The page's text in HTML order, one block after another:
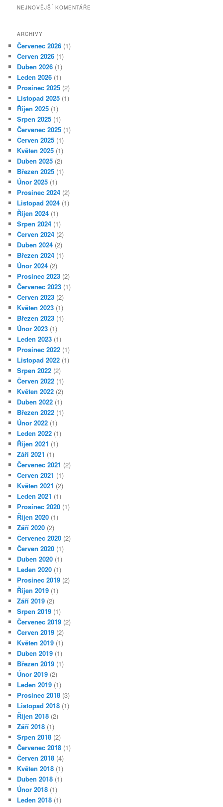
NEJNOVĚJŠÍ KOMENTÁŘE
ARCHIVY
Červenec 2026 (1)
Červen 2026 (1)
Duben 2026 (1)
Leden 2026 (1)
Prosinec 2025 (2)
Listopad 2025 (1)
Říjen 2025 (1)
Srpen 2025 (1)
Červenec 2025 (1)
Červen 2025 (1)
Květen 2025 (1)
Duben 2025 (2)
Březen 2025 (1)
Únor 2025 (1)
Prosinec 2024 (2)
Listopad 2024 (1)
Říjen 2024 (1)
Srpen 2024 (1)
Červen 2024 (2)
Duben 2024 (2)
Březen 2024 (1)
Únor 2024 (2)
Prosinec 2023 (2)
Červenec 2023 (1)
Červen 2023 (2)
Květen 2023 (1)
Březen 2023 (1)
Únor 2023 (1)
Leden 2023 (1)
Prosinec 2022 (1)
Listopad 2022 (1)
Srpen 2022 (2)
Červen 2022 (1)
Květen 2022 (2)
Duben 2022 (1)
Březen 2022 (1)
Únor 2022 (1)
Leden 2022 (1)
Říjen 2021 (1)
Září 2021 (1)
Červenec 2021 (2)
Červen 2021 (1)
Květen 2021 (2)
Leden 2021 (1)
Prosinec 2020 (1)
Říjen 2020 (1)
Září 2020 (2)
Červenec 2020 (2)
Červen 2020 (1)
Duben 2020 (1)
Leden 2020 (1)
Prosinec 2019 (2)
Říjen 2019 (1)
Září 2019 (2)
Srpen 2019 (1)
Červenec 2019 (2)
Červen 2019 (2)
Květen 2019 (1)
Duben 2019 (1)
Březen 2019 (1)
Únor 2019 (2)
Leden 2019 (1)
Prosinec 2018 (3)
Listopad 2018 (1)
Říjen 2018 (2)
Září 2018 (1)
Srpen 2018 (2)
Červenec 2018 (1)
Červen 2018 (4)
Květen 2018 (1)
Duben 2018 (1)
Únor 2018 (1)
Leden 2018 (1)